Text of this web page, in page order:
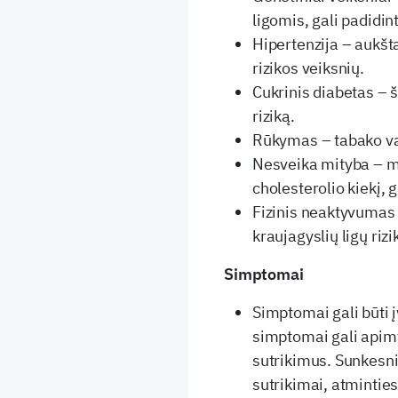
ligomis, gali
Hipertenzija –
rizikos veiksnių.
Cukrinis diabetas –
riziką.
Rūkymas – tabako
Nesveika mityba –
cholesterolio kiekį,
Fizinis
kraujagyslių ligų
Simptomai
Simptomai gali būti
simptomai gali
sutrikimus.
sutrikimai,